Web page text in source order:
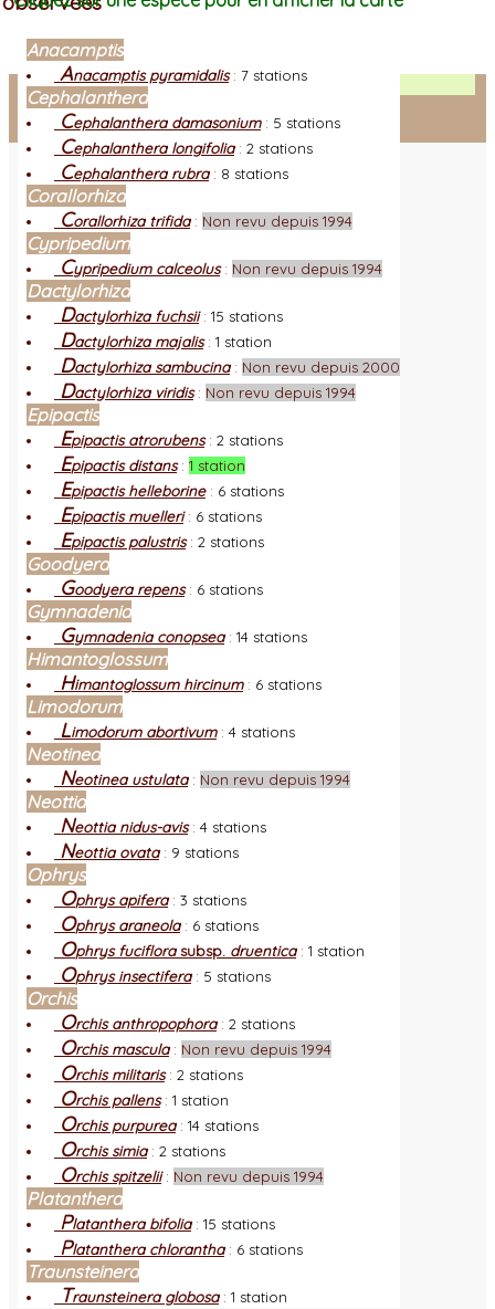
Facebook
Connexion adhérent
Anacamptis
Anacamptis pyramidalis: 7 stations
Cephalanthera
Cephalanthera damasonium: 5 stations
Cephalanthera longifolia: 2 stations
Cephalanthera rubra: 8 stations
Corallorhiza
Corallorhiza trifida: Non revu depuis 1994
Cypripedium
Cypripedium calceolus: Non revu depuis 1994
Dactylorhiza
Dactylorhiza fuchsii: 15 stations
Dactylorhiza majalis: 1 station
Dactylorhiza sambucina: Non revu depuis 2000
Dactylorhiza viridis: Non revu depuis 1994
Epipactis
Epipactis atrorubens: 2 stations
Epipactis distans: 1 station
Epipactis helleborine: 6 stations
Epipactis muelleri: 6 stations
Epipactis palustris: 2 stations
Goodyera
Goodyera repens: 6 stations
Gymnadenia
Gymnadenia conopsea: 14 stations
Himantoglossum
Himantoglossum hircinum: 6 stations
Limodorum
Limodorum abortivum: 4 stations
Neotinea
Neotinea ustulata: Non revu depuis 1994
Neottia
Neottia nidus-avis: 4 stations
Neottia ovata: 9 stations
Ophrys
Ophrys apifera: 3 stations
Ophrys araneola: 6 stations
Ophrys fuciflorasubsp. druentica: 1 station
Ophrys insectifera: 5 stations
Orchis
Orchis anthropophora: 2 stations
Orchis mascula: Non revu depuis 1994
Orchis militaris: 2 stations
Orchis pallens: 1 station
Orchis purpurea: 14 stations
Orchis simia: 2 stations
Orchis spitzelii: Non revu depuis 1994
Platanthera
Platanthera bifolia: 15 stations
Platanthera chlorantha: 6 stations
Traunsteinera
Traunsteinera globosa: 1 station